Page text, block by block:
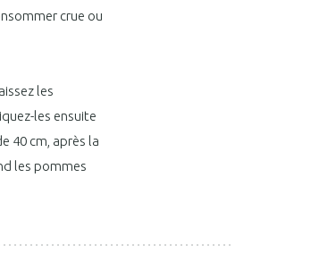
crue ou
les
les ensuite
40 cm, après la
les pommes